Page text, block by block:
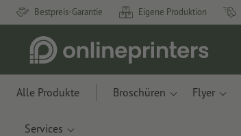
Bestpreis-Garantie Eigene Produktion
Alle Produkte Broschüren Flyer
Services